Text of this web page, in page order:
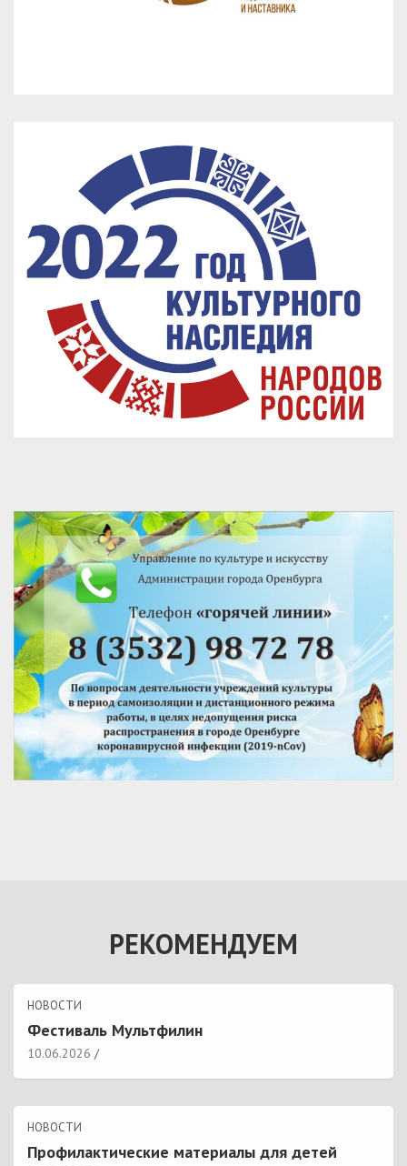
РЕКОМЕНДУЕМ
НОВОСТИ
Фестиваль Мультфилин
10.06.2026
НОВОСТИ
Профилактические материалы для детей